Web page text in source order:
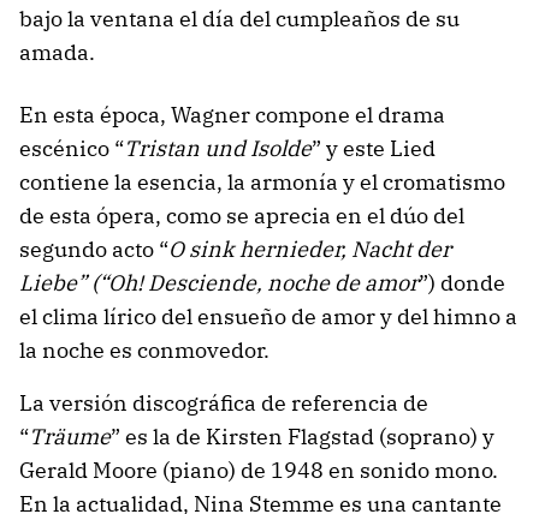
bajo la ventana el día del cumpleaños de su
amada.
En esta época, Wagner compone el drama
escénico “Tristan und Isolde” y este Lied
contiene la esencia, la armonía y el cromatismo
de esta ópera, como se aprecia en el dúo del
segundo acto “O sink hernieder, Nacht der
Liebe” (“Oh! Desciende, noche de amor”) donde
el clima lírico del ensueño de amor y del himno a
la noche es conmovedor.
La versión discográfica de referencia de
“Träume” es la de Kirsten Flagstad (soprano) y
Gerald Moore (piano) de 1948 en sonido mono.
En la actualidad, Nina Stemme es una cantante